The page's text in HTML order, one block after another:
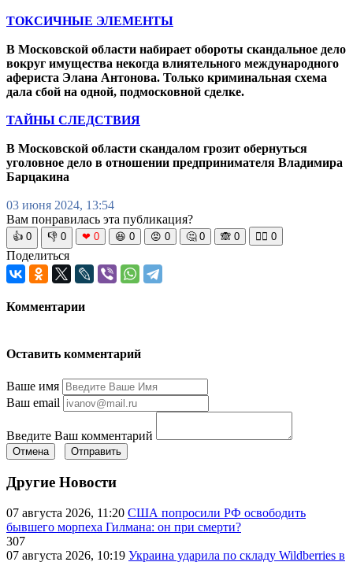
ТОКСИЧНЫЕ ЭЛЕМЕНТЫ
В Московской области набирает обороты скандальное дело
вокруг имущества некогда влиятельного международного
афериста Элана Антонова. Только криминальная схема
дала сбой на одной, подмосковной сделке.
ТАЙНЫ СЛЕДСТВИЯ
В Московской области скандалом грозит обернуться
уголовное дело в отношении предпринимателя Владимира
Барцакина
03 июня 2024, 13:54
Вам понравилась эта публикация?
👍 0 👎 0 ❤ 0 😆 0 😡 0 🤔 0 🙈 0 🧘‍♀️ 0
Поделиться
Комментарии
Оставить комментарий
Ваше имя
Ваш email
Введите Ваш комментарий
Отмена Отправить
Другие Новости
07 августа 2026, 11:20 США попросили РФ освободить
бывшего морпеха Гилмана: он при смерти?
307
07 августа 2026, 10:19 Украина ударила по складу Wildberries в